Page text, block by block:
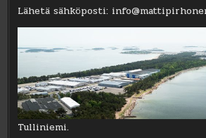
Lähetä sähköposti:
Tulliniemi.